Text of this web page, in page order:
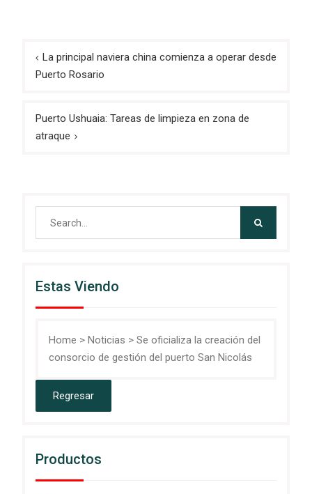
Navegación
de
La principal naviera china comienza a operar desde
Puerto Rosario
Puerto Ushuaia: Tareas de limpieza en zona de
atraque
Estas Viendo
Home > Noticias > Se oficializa la creación del
consorcio de gestión del puerto San Nicolás
Productos